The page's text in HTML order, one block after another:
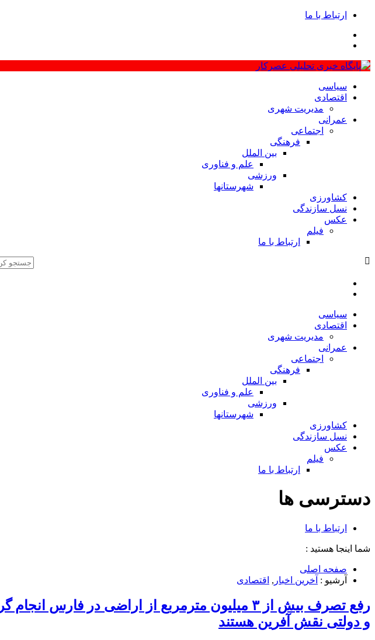
ارتباط با ما
سیاسی
اقتصادی
مدیریت شهری
عمرانی
اجتماعی
فرهنگی
بین الملل
علم و فناوری
ورزشی
شهرستانها
کشاورزی
نسل سازندگی
عکس
فیلم
ارتباط با ما
سیاسی
اقتصادی
مدیریت شهری
عمرانی
اجتماعی
فرهنگی
بین الملل
علم و فناوری
ورزشی
شهرستانها
کشاورزی
نسل سازندگی
عکس
فیلم
ارتباط با ما
دسترسی ها
ارتباط با ما
شما اینجا هستید :
صفحه اصلی
آرشیو : آخرین اخبار , اقتصادی
رفع تصرف بیش از ۳ میلیون مترمربع از اراضی
و دولتی نقش آفرین هستند